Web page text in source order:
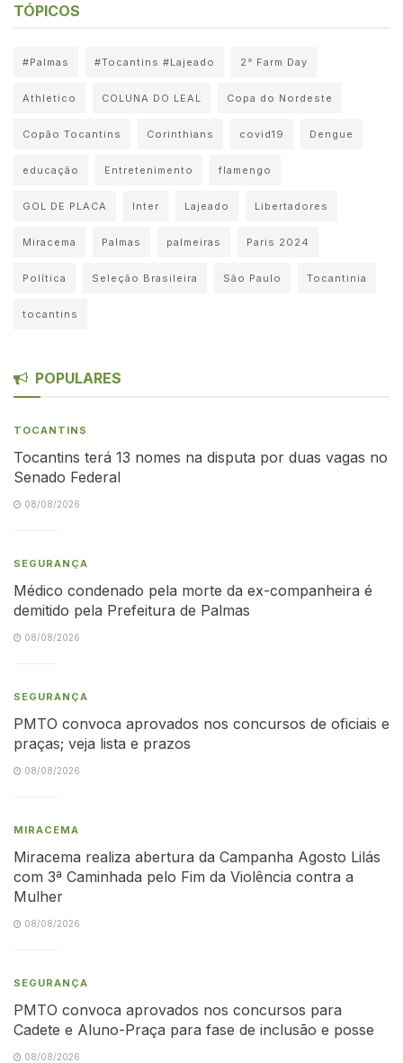
TÓPICOS
#Palmas #Tocantins #Lajeado 2° Farm Day
Athletico COLUNA DO LEAL Copa do Nordeste
Copão Tocantins Corinthians covid19 Dengue
educação Entretenimento flamengo
GOL DE PLACA Inter Lajeado Libertadores
Miracema Palmas palmeiras Paris 2024
Política Seleção Brasileira São Paulo Tocantinia
tocantins
POPULARES
TOCANTINS
Tocantins terá 13 nomes na disputa por duas vagas no
Senado Federal
08/08/2026
SEGURANÇA
Médico condenado pela morte da ex-companheira é
demitido pela Prefeitura de Palmas
08/08/2026
SEGURANÇA
PMTO convoca aprovados nos concursos de oficiais e
praças; veja lista e prazos
08/08/2026
MIRACEMA
Miracema realiza abertura da Campanha Agosto Lilás
com 3ª Caminhada pelo Fim da Violência contra a
Mulher
08/08/2026
SEGURANÇA
PMTO convoca aprovados nos concursos para
Cadete e Aluno-Praça para fase de inclusão e posse
08/08/2026